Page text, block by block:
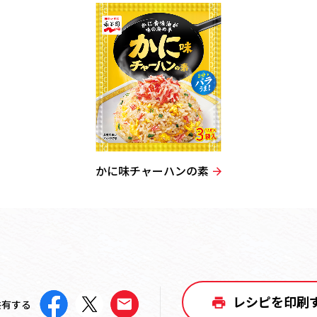
かに味チャーハンの素
する レシピを印刷